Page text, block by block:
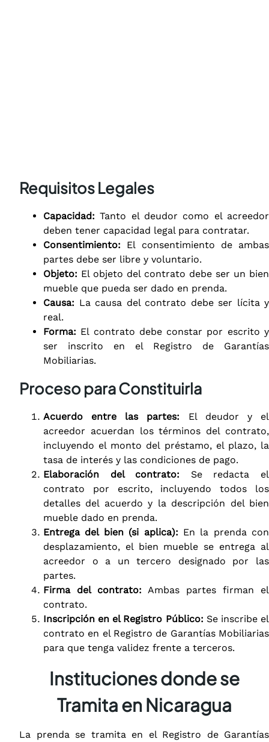
Requisitos Legales
Capacidad: Tanto el deudor como el acreedor
deben tener capacidad legal para contratar.
Consentimiento: El consentimiento de ambas
partes debe ser libre y voluntario.
Objeto: El objeto del contrato debe ser un bien
mueble que pueda ser dado en prenda.
Causa: La causa del contrato debe ser lícita y
real.
Forma: El contrato debe constar por escrito y
ser inscrito en el Registro de Garantías
Mobiliarias.
Proceso para Constituirla
Acuerdo entre las partes: El deudor y el
acreedor acuerdan los términos del contrato,
incluyendo el monto del préstamo, el plazo, la
tasa de interés y las condiciones de pago.
Elaboración del contrato: Se redacta el
contrato por escrito, incluyendo todos los
detalles del acuerdo y la descripción del bien
mueble dado en prenda.
Entrega del bien (si aplica): En la prenda con
desplazamiento, el bien mueble se entrega al
acreedor o a un tercero designado por las
partes.
Firma del contrato: Ambas partes firman el
contrato.
Inscripción en el Registro Público: Se inscribe el
contrato en el Registro de Garantías Mobiliarias
para que tenga validez frente a terceros.
Instituciones donde se
Tramita en Nicaragua
La prenda se tramita en el Registro de Garantías